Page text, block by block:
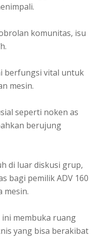
komunitas, isu
berfungsi vital untuk
mesin.
seperti noken as
berujung
di luar diskusi grup,
bagi pemilik ADV 160
mesin.
membuka ruang
yang bisa berakibat